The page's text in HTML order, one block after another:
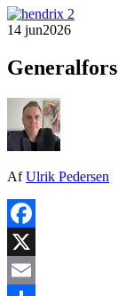
14 jun2026
AfUlrik Pedersen
Facebook
X